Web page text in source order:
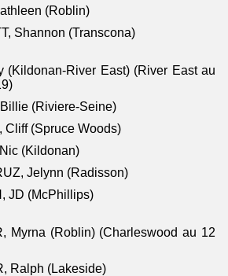
(Roblin)
Shannon (Transcona)
(Kildonan-River East) (River East au
(Riviere-Seine)
Cliff (Spruce Woods)
(Kildonan)
Jelynn (Radisson)
JD (McPhillips)
Myrna (Roblin) (Charleswood au 12
Ralph (Lakeside)